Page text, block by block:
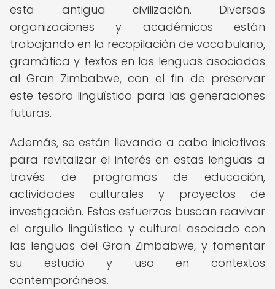
esta antigua civilización. Diversas
organizaciones y académicos están
trabajando en la recopilación de vocabulario,
gramática y textos en las lenguas asociadas
al Gran Zimbabwe, con el fin de preservar
este tesoro lingüístico para las generaciones
futuras.
Además, se están llevando a cabo iniciativas
para revitalizar el interés en estas lenguas a
través de programas de educación,
actividades culturales y proyectos de
investigación. Estos esfuerzos buscan reavivar
el orgullo lingüístico y cultural asociado con
las lenguas del Gran Zimbabwe, y fomentar
su estudio y uso en contextos
contemporáneos.